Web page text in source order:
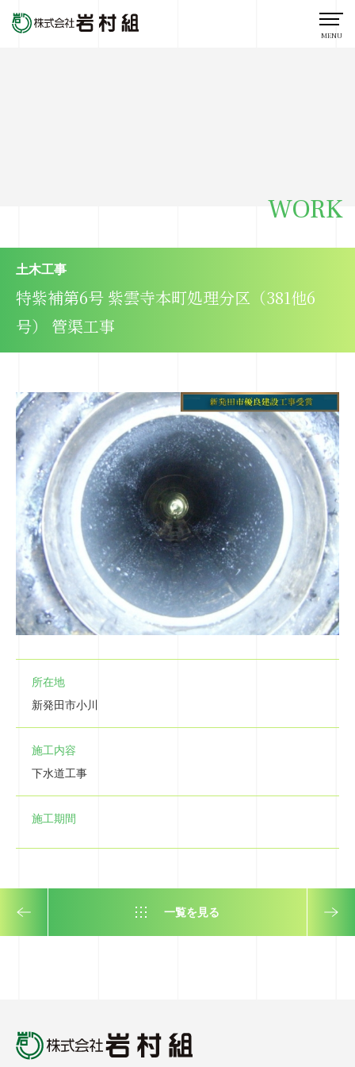
MENU
WORK
土木工事
特紫補第6号 紫雲寺本町処理分区（381他6
号） 管渠工事
所在地
新発田市小川
施工内容
下水道工事
施工期間
一覧を見る